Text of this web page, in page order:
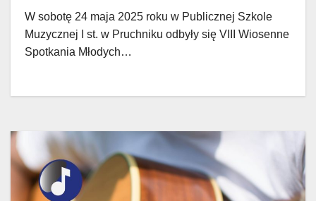
W sobotę 24 maja 2025 roku w Publicznej Szkole
Muzycznej I st. w Pruchniku odbyły się VIII Wiosenne
Spotkania Młodych…